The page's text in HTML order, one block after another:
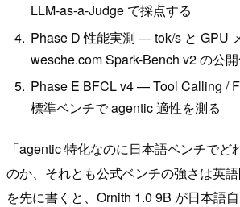
LLM-as-a-Judge で採点する
Phase D 性能実測 — tok/s と GPU
wesche.com Spark-Bench v2 の公
Phase E BFCL v4 — Tool Calling /
標準ベンチで agentic 適性を測る
「agentic 特化なのに日本語ベンチでど
のか、それとも公式ベンチの強さは英
を先に書くと、Ornith 1.0 9B が日本語